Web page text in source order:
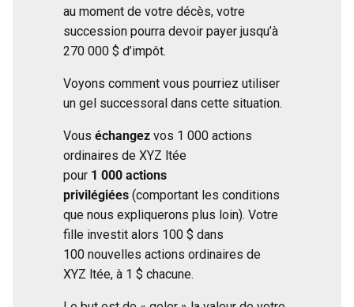
au moment de votre décès, votre
succession pourra devoir payer jusqu’à
270 000 $ d’impôt.
Voyons comment vous pourriez utiliser
un gel successoral dans cette situation.
Vous échangez vos 1 000 actions
ordinaires de XYZ ltée
pour 1 000 actions
privilégiées (comportant les conditions
que nous expliquerons plus loin). Votre
fille investit alors 100 $ dans
100 nouvelles actions ordinaires de
XYZ ltée, à 1 $ chacune.